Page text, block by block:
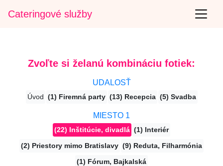
Cateringové služby
Zvoľte si želanú kombináciu fotiek:
UDALOSŤ
Úvod (1) Firemná party (13) Recepcia (5) Svadba
MIESTO 1
(22) Inštitúcie, divadlá (1) Interiér
(2) Priestory mimo Bratislavy (9) Reduta, Filharmónia
(1) Fórum, Bajkalská